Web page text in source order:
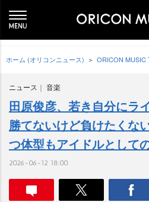
ホーム (オリコンニュース) ORICON MUSIC
ニュース 音楽
田原俊彦、若き自分にラ
勝てないけど負けたくな
つ体型もアイドルとして
2026-06-12 18:00